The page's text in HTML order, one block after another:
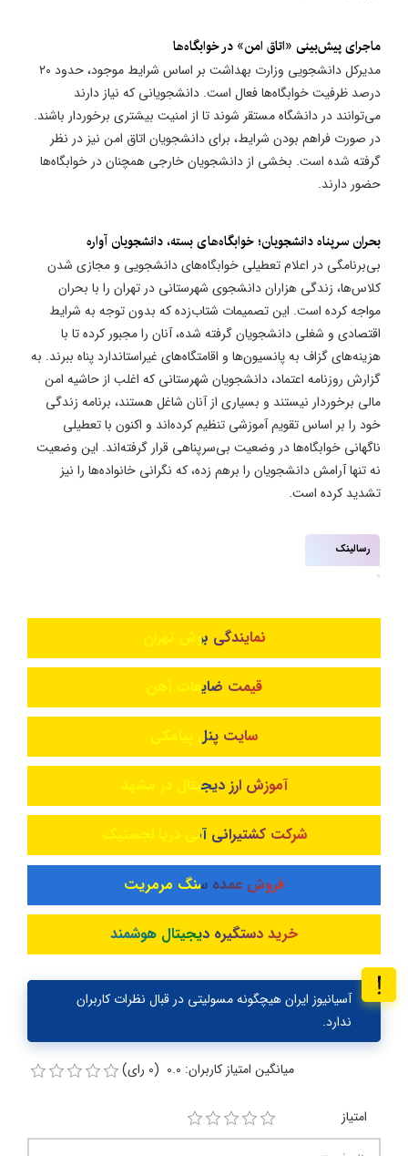
ماجرای پیش‌بینی «اتاق امن» در خوابگاه‌ها
مدیرکل دانشجویی وزارت بهداشت بر اساس شرایط موجود، حدود ۲۰
درصد ظرفیت خوابگاه‌ها فعال است. دانشجویانی که نیاز دارند
می‌توانند در دانشگاه مستقر شوند تا از امنیت بیشتری برخوردار باشند.
در صورت فراهم بودن شرایط، برای دانشجویان اتاق امن نیز در نظر
گرفته شده است. بخشی از دانشجویان خارجی همچنان در خوابگاه‌ها
حضور دارند.
بحران سرپناه دانشجویان؛ خوابگاه‌های بسته، دانشجویان آواره
بی‌برنامگی در اعلام تعطیلی خوابگاه‌های دانشجویی و مجازی شدن
کلاس‌ها، زندگی هزاران دانشجوی شهرستانی در تهران را با بحران
مواجه کرده است. این تصمیمات شتاب‌زده که بدون توجه به شرایط
اقتصادی و شغلی دانشجویان گرفته شده، آنان را مجبور کرده تا با
هزینه‌های گزاف به پانسیون‌ها و اقامتگاه‌های غیراستاندارد پناه ببرند. به
گزارش روزنامه اعتماد، دانشجویان شهرستانی که اغلب از حاشیه امن
مالی برخوردار نیستند و بسیاری از آنان شاغل هستند، برنامه زندگی
خود را بر اساس تقویم آموزشی تنظیم کرده‌اند و اکنون با تعطیلی
ناگهانی خوابگاه‌ها در وضعیت بی‌سرپناهی قرار گرفته‌اند. این وضعیت
نه تنها آرامش دانشجویان را برهم زده، که نگرانی خانواده‌ها را نیز
تشدید کرده است.
رسالینک
نمایندگی بوش تهران
قیمت ضایعات آهن
سایت پنل پیامکی
آموزش ارز دیجیتال در مشهد
شرکت کشتیرانی آنی دریا لجستیک
فروش عمده سنگ مرمریت
خرید دستگیره دیجیتال هوشمند
آسیانیوز ایران هیچگونه مسولیتی در قبال نظرات کاربران
ندارد.
میانگین امتیاز کاربران: 0.0 (0 رای)
امتیاز